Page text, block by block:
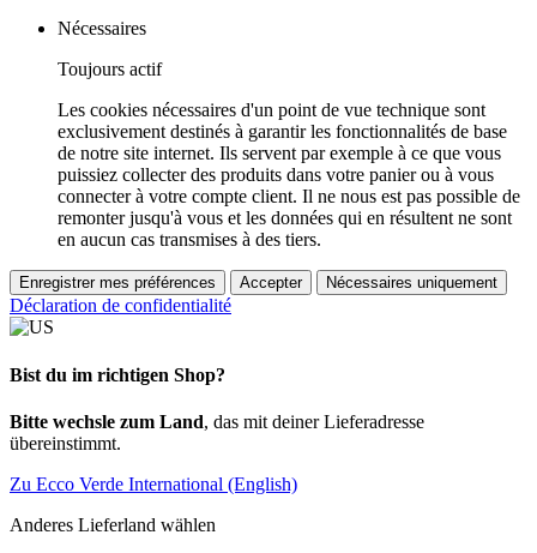
Nécessaires
Toujours actif
Les cookies nécessaires d'un point de vue technique sont
exclusivement destinés à garantir les fonctionnalités de base
de notre site internet. Ils servent par exemple à ce que vous
puissiez collecter des produits dans votre panier ou à vous
connecter à votre compte client. Il ne nous est pas possible de
remonter jusqu'à vous et les données qui en résultent ne sont
en aucun cas transmises à des tiers.
Enregistrer mes préférences Accepter Nécessaires uniquement
Déclaration de confidentialité
Bist du im richtigen Shop?
Bitte wechsle zum Land, das mit deiner Lieferadresse
übereinstimmt.
Zu Ecco Verde International (English)
Anderes Lieferland wählen